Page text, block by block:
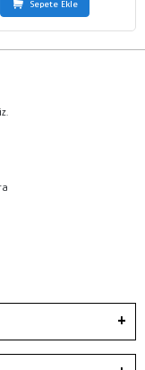
Sepete Ekle